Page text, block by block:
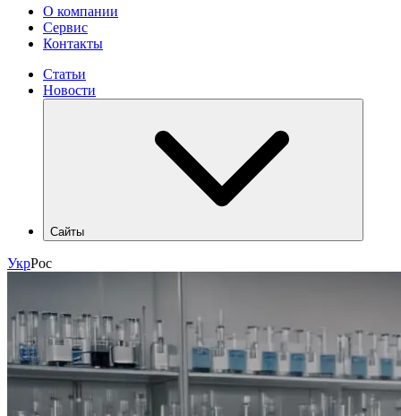
О компании
Сервис
Контакты
Статьи
Новости
Сайты
ecomonitoring.hlr.ua
apk.hlr.ua
УкрРос